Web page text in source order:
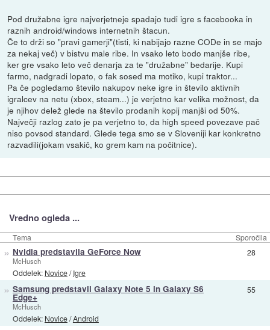
Pod družabne igre najverjetneje spadajo tudi igre s facebooka in
raznih android/windows internetnih štacun.
Če to drži so "pravi gamerji"(tisti, ki nabijajo razne CODe in se majo
za nekaj več) v bistvu male ribe. In vsako leto bodo manjše ribe,
ker gre vsako leto več denarja za te "družabne" bedarije. Kupi
farmo, nadgradi lopato, o fak sosed ma motiko, kupi traktor...
Pa če pogledamo število nakupov neke igre in število aktivnih
igralcev na netu (xbox, steam...) je verjetno kar velika možnost, da
je njihov delež glede na število prodanih kopij manjši od 50%.
Največji razlog zato je pa verjetno to, da high speed povezave pač
niso povsod standard. Glede tega smo se v Sloveniji kar konkretno
razvadili(jokam vsakič, ko grem kam na počitnice).
Vredno ogleda ...
Tema Sporočila
» Nvidia predstavila GeForce Now
McHusch
Oddelek: Novice/Igre
28
» Samsung predstavil Galaxy Note 5 in Galaxy S6
Edge+
McHusch
Oddelek: Novice/Android
55